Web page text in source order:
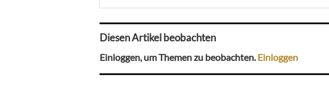
Diesen Artikel beobachten
Einloggen, um Themen zu beobachten.Einloggen